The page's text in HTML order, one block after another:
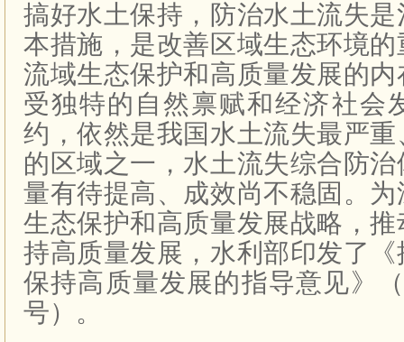
搞好水土保持，防治水土流失
本措施，是改善区域生态环境
流域生态保护和高质量发展的
受独特的自然禀赋和经济社会
约，依然是我国水土流失最严
的区域之一，水土流失综合防
量有待提高、成效尚不稳固。
生态保护和高质量发展战略，
持高质量发展，水利部印发了
保持高质量发展的指导意见》
号）。